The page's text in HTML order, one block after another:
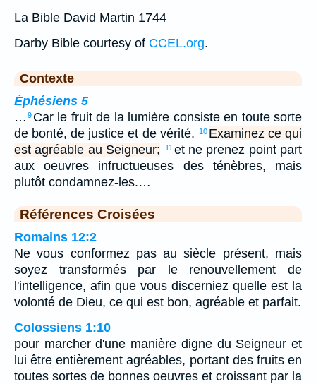
La Bible David Martin 1744
Darby Bible courtesy of CCEL.org.
Contexte
Éphésiens 5
… 9 Car le fruit de la lumière consiste en toute sorte
de bonté, de justice et de vérité.
10 Examinez ce qui
est agréable au Seigneur;
11 et ne prenez point part
aux oeuvres infructueuses des ténèbres, mais
plutôt condamnez-les.…
Références Croisées
Romains 12:2
Ne vous conformez pas au siècle présent, mais
soyez transformés par le renouvellement de
l'intelligence, afin que vous discerniez quelle est la
volonté de Dieu, ce qui est bon, agréable et parfait.
Colossiens 1:10
pour marcher d'une manière digne du Seigneur et
lui être entièrement agréables, portant des fruits en
toutes sortes de bonnes oeuvres et croissant par la